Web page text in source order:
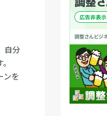
自分
ンを